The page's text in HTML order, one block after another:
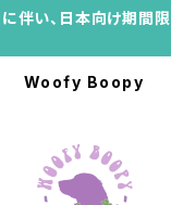
伴い、日本向け期間
Woofy Boopy